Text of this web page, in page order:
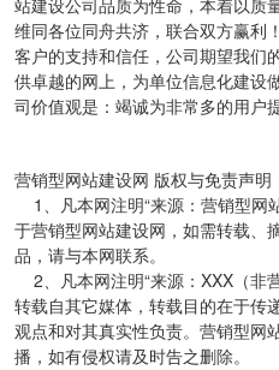
站建设公司品质为性命，本着以质
维同各位同舟共济，联合双方赢利
客户的支持和信任，公司期望我们
供卓越的网上，为单位信息化建设
司价值观是：竭诚为非常多的用户
营销型网站建设网 版权与免责声明
1、凡本网注明“来源：营销型网
于营销型网站建设网，如需转载、
品，请与本网联系。
2、凡本网注明“来源：XXX（非
转载自其它媒体，转载目的在于传
观点和对其真实性负责。营销型网
播，如有侵权请及时告之删除。